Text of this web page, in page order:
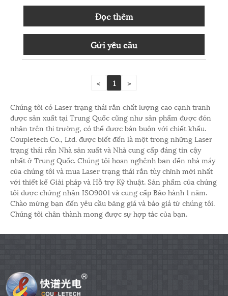
Đọc thêm
Gửi yêu cầu
< 1 >
Chúng tôi có Laser trạng thái rắn chất lượng cao cạnh tranh
được sản xuất tại Trung Quốc cũng như sản phẩm được đón
nhận trên thị trường, có thể được bán buôn với chiết khấu.
Coupletech Co., Ltd. được biết đến là một trong những Laser
trạng thái rắn Nhà sản xuất và Nhà cung cấp đáng tin cậy
nhất ở Trung Quốc. Chúng tôi hoan nghênh bạn đến nhà máy
của chúng tôi và mua Laser trạng thái rắn tùy chỉnh mới nhất
với thiết kế Giải pháp và Hỗ trợ Kỹ thuật. Sản phẩm của chúng
tôi được chứng nhận ISO9001 và cung cấp Bảo hành 1 năm.
Chào mừng bạn đến yêu cầu bảng giá và báo giá từ chúng tôi.
Chúng tôi chân thành mong được sự hợp tác của bạn.